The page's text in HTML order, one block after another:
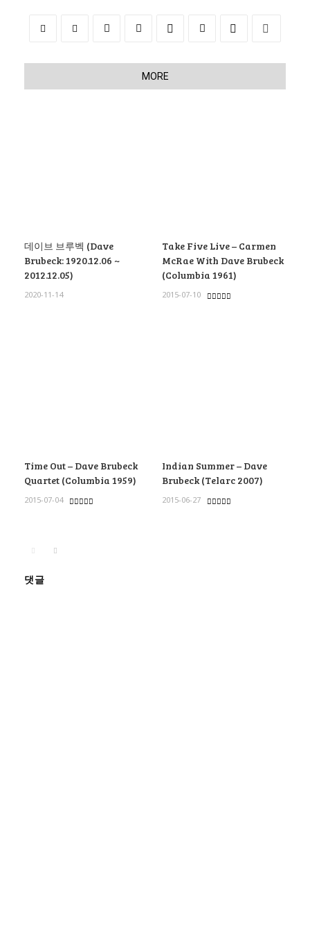
MORE
데이브 브루벡 (Dave
Brubeck: 1920.12.06 ~
2012.12.05)
2020-11-14
Take Five Live – Carmen
McRae With Dave Brubeck
(Columbia 1961)
2015-07-10
Time Out – Dave Brubeck
Quartet (Columbia 1959)
2015-07-04
Indian Summer – Dave
Brubeck (Telarc 2007)
2015-06-27
댓글